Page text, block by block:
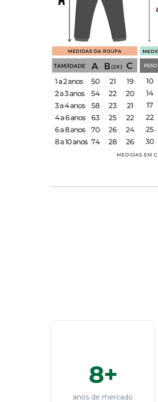
8+
anos de mercado